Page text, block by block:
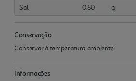
Sal
0.80 g
Conservação
Conservar à temperatura ambiente
Informações